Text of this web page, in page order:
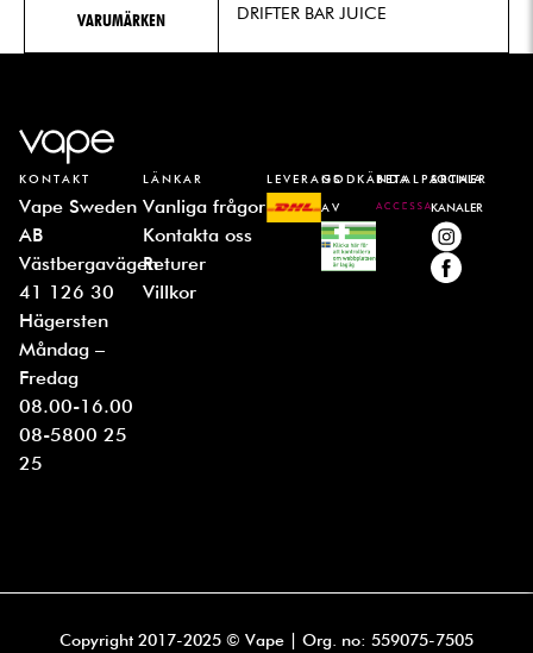
VARUMÄRKEN DRIFTER BAR JUICE
KONTAKT
Vape Sweden
AB
Västbergavägen
41 126 30
Hägersten
Måndag –
Fredag
08.00-16.00
08-5800 25
25
LÄNKAR
Vanliga frågor
Kontakta oss
Returer
Villkor
LEVERANSGODKÄNDA
AV
BETALPARTNER
SOCIALA
KANALER
Copyright 2017-2025 © Vape | Org. no: 559075-7505